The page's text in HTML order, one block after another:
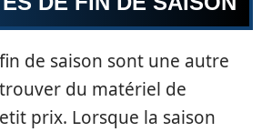
de saison sont une autre
du matériel de
prix. Lorsque la saison